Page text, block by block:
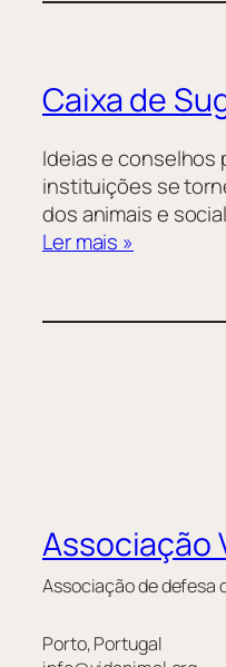
Caixa de
Ideias e conselhos
instituições se
dos animais e
Ler mais »
Associação
Associação de defesa
Porto, Portugal